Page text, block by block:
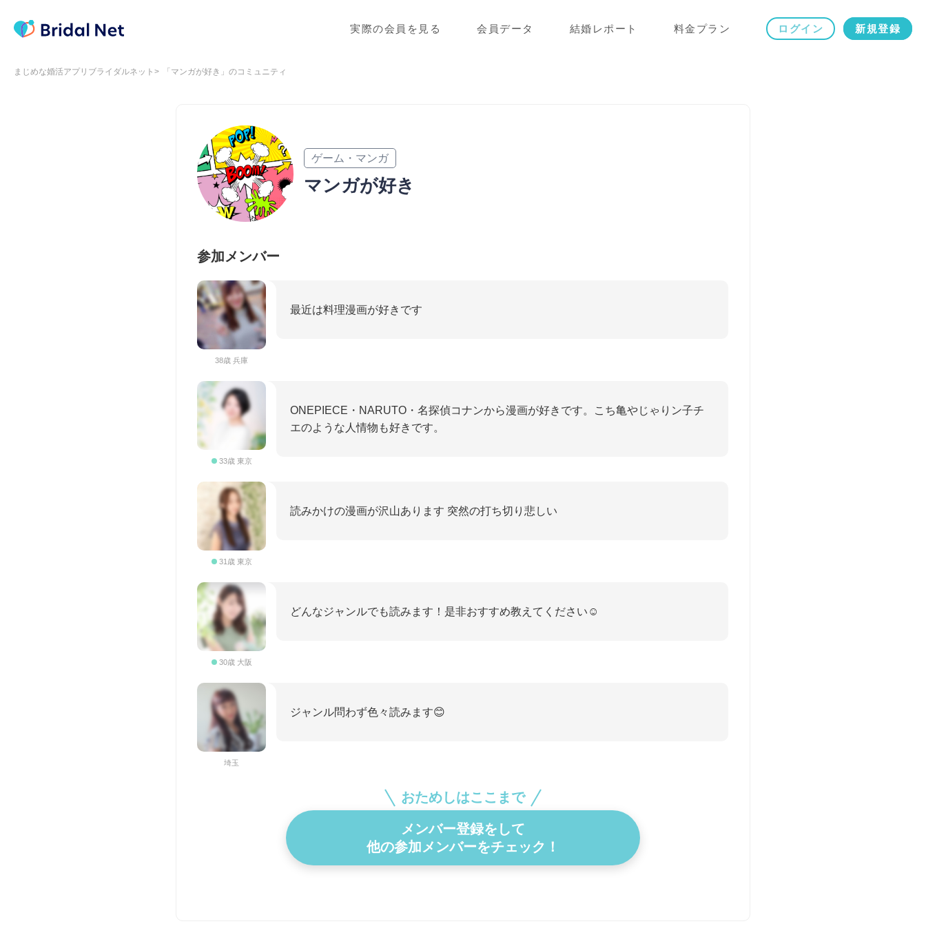
実際の会員を見る 会員データ 結婚レポート 料金プラン ログイン 新規登録
まじめな婚活アプリブライダルネット 「マンガが好き」のコミュニティ
ゲーム・マンガ
マンガが好き
参加メンバー
38歳 兵庫
最近は料理漫画が好きです
33歳 東京
ONEPIECE・NARUTO・名探偵コナンから漫画が好きです。こち亀やじゃりン子チ
エのような人情物も好きです。
31歳 東京
読みかけの漫画が沢山あります 突然の打ち切り悲しい
30歳 大阪
どんなジャンルでも読みます！是非おすすめ教えてください☺️
埼玉
ジャンル問わず色々読みます😊
おためしはここまで
メンバー登録をして
他の参加メンバーをチェック！